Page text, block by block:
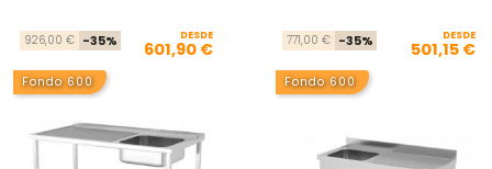
Precio base
926,00 € -35% Precio
DESDE
601,90 € 771,00 € -35% DESDE
501,15 €
Fondo 600 Fondo 600